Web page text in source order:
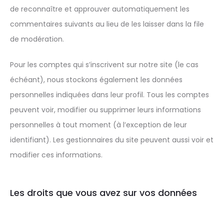
de reconnaître et approuver automatiquement les
commentaires suivants au lieu de les laisser dans la file
de modération.
Pour les comptes qui s’inscrivent sur notre site (le cas
échéant), nous stockons également les données
personnelles indiquées dans leur profil. Tous les comptes
peuvent voir, modifier ou supprimer leurs informations
personnelles à tout moment (à l’exception de leur
identifiant). Les gestionnaires du site peuvent aussi voir et
modifier ces informations.
Les droits que vous avez sur vos données